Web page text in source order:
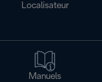
Localisateur
Manuels